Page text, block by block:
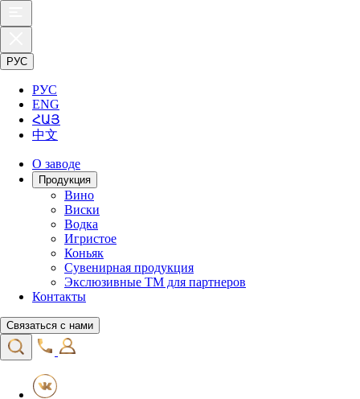
РУС
РУС
ENG
ՀԱՅ
中文
О заводе
Продукция
Вино
Виски
Водка
Игристое
Коньяк
Сувенирная продукция
Экслюзивные ТМ для партнеров
Контакты
Связаться с нами